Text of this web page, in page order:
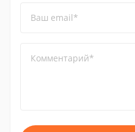
Ваш email*
Комментарий*